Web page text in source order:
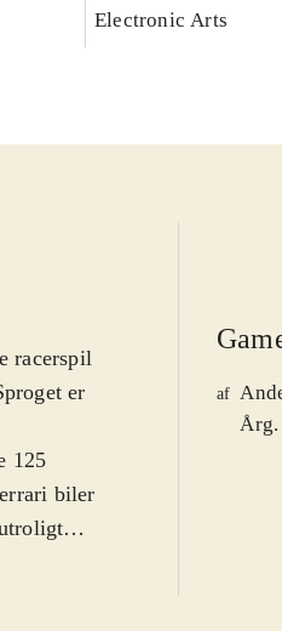
Electronic Arts
racerspil
er
125
biler
af
Årg.